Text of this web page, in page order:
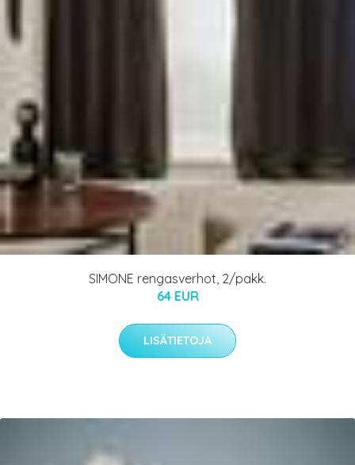
SIMONE rengasverhot, 2/pakk.
64 EUR
LISÄTIETOJA